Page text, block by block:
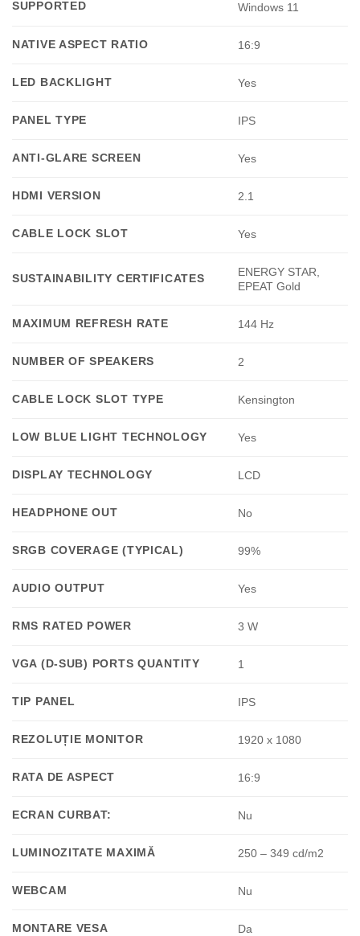
SUPPORTED Windows 11
NATIVE ASPECT RATIO 16:9
LED BACKLIGHT Yes
PANEL TYPE IPS
ANTI-GLARE SCREEN Yes
HDMI VERSION 2.1
CABLE LOCK SLOT Yes
SUSTAINABILITY CERTIFICATES
ENERGY STAR,
EPEAT Gold
MAXIMUM REFRESH RATE 144 Hz
NUMBER OF SPEAKERS 2
CABLE LOCK SLOT TYPE Kensington
LOW BLUE LIGHT TECHNOLOGY Yes
DISPLAY TECHNOLOGY LCD
HEADPHONE OUT No
SRGB COVERAGE (TYPICAL) 99%
AUDIO OUTPUT Yes
RMS RATED POWER 3 W
VGA (D-SUB) PORTS QUANTITY 1
TIP PANEL IPS
REZOLUȚIE MONITOR 1920 x 1080
RATA DE ASPECT 16:9
ECRAN CURBAT: Nu
LUMINOZITATE MAXIMĂ 250 – 349 cd/m2
WEBCAM Nu
MONTARE VESA Da